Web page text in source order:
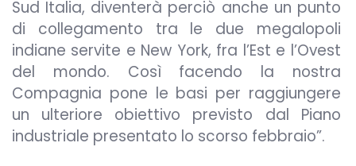
Sud Italia, diventerà perciò anche un punto
di collegamento tra le due megalopoli
indiane servite e New York, fra l’Est e l’Ovest
del mondo. Così facendo la nostra
Compagnia pone le basi per raggiungere
un ulteriore obiettivo previsto dal Piano
industriale presentato lo scorso febbraio”.